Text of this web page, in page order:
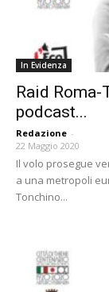
In Evidenza
Raid Roma-
podcast...
Redazione -
22 Maggio 2020
Il volo prosegue
a una metropoli
Tonchino...